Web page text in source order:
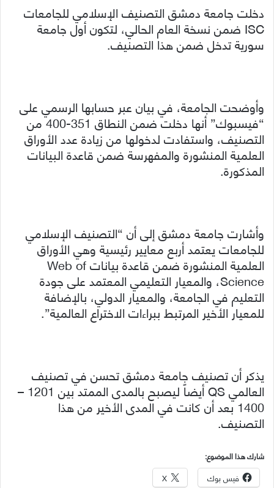
دخلت جامعة دمشق التصنيف الإسلامي للجامعات
ISC ضمن نسخة العام الحالي، لتكون أول جامعة
سورية تدخل ضمن هذا التصنيف.
وأوضحت الجامعة، في بيان عبر حسابها الرسمي على
“فيسبوك” أنها دخلت ضمن النطاق 351-400 من
التصنيف، واستفادت لدخولها من زيادة عدد الأوراق
العلمية المنشورة والمفهرسة ضمن قاعدة البيانات
المذكورة.
وأشارت جامعة دمشق إلى أن “التصنيف الإسلامي
للجامعات يعتمد أربع معايير رئيسية وهي الأوراق
العلمية المنشورة ضمن قاعدة بيانات Web of
Science، والمعيار التعليمي المعتمد على جودة
التعليم في الجامعة، والمعيار الدولي، بالإضافة
للمعيار الأخير المرتبط ببراءات الاختراع العالمية”.
يذكر أن تصنيف جامعة دمشق تحسن في تصنيف
العالمي QS أيضاً ليصبح بالمدى الممتد بين 1201 –
1400 بعد أن كانت في المدى الأخير من هذا
التصنيف.
شارك هذا الموضوع:
فيس بوك X